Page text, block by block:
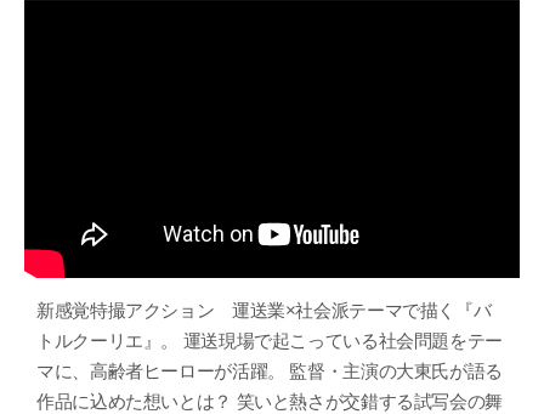
新感覚特撮アクション 運送業×社会派テーマで描く『バ
トルクーリエ』。 運送現場で起こっている社会問題をテー
マに、高齢者ヒーローが活躍。 監督・主演の大東氏が語る
作品に込めた想いとは？ 笑いと熱さが交錯する試写会の舞